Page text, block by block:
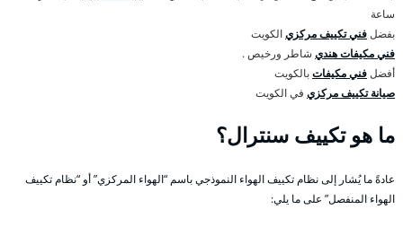
ساعة
بفضلفني تكييف مركزيالكويت
فني مكيفات هندي شاطر ورخيص .
أفضلفني مكيفاتبالكويت
صيانة تكييف مركزي في الكويت
ما هو تكييف سنترال؟
عادةً ما يُشار إلى نظام تكييف الهواء النموذجي باسم “الهواء المركزي” أو “نظام تكييف
الهواء المنفصل” على ما يلي: